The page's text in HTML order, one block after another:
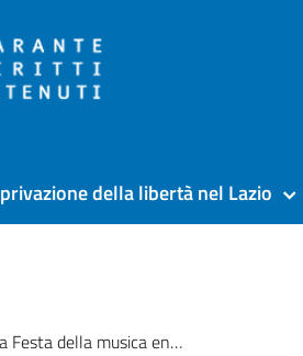
della libertà nel Lazio
della musica entra anche a Rebibbia